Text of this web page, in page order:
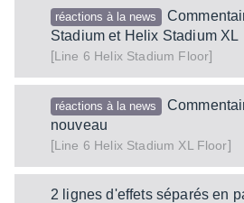
réactions à la news
Stadium et Helix Stadium XL
[Line 6 Helix Stadium Floor]
réactions à la news
nouveau
[Line 6 Helix Stadium XL Floor]
2 lignes d'effets séparés en